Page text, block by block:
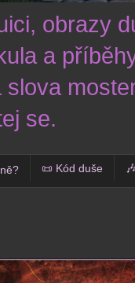
obrazy
a
slova
se.
📜 Kód duše